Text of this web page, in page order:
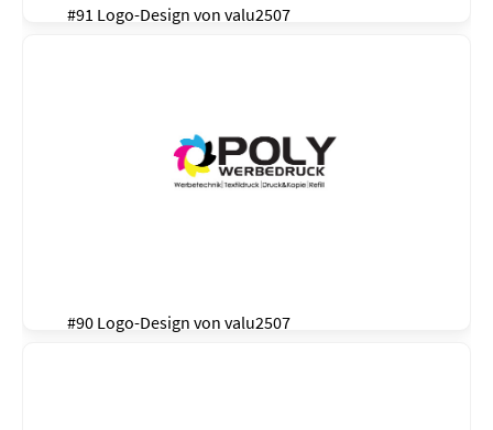
#91 Logo-Design von valu2507
#90 Logo-Design von valu2507